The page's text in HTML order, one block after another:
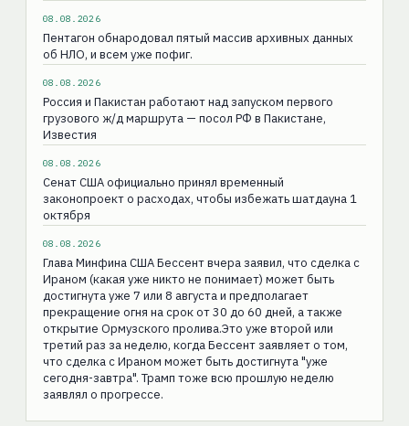
08.08.2026
Пентагон обнародовал пятый массив архивных данных
об НЛО, и всем уже пофиг.
08.08.2026
Россия и Пакистан работают над запуском первого
грузового ж/д маршрута — посол РФ в Пакистане,
Известия
08.08.2026
Сенат США официально принял временный
законопроект о расходах, чтобы избежать шатдауна 1
октября
08.08.2026
Глава Минфина США Бессент вчера заявил, что сделка с
Ираном (какая уже никто не понимает) может быть
достигнута уже 7 или 8 августа и предполагает
прекращение огня на срок от 30 до 60 дней, а также
открытие Ормузского пролива.Это уже второй или
третий раз за неделю, когда Бессент заявляет о том,
что сделка с Ираном может быть достигнута "уже
сегодня-завтра". Трамп тоже всю прошлую неделю
заявлял о прогрессе.